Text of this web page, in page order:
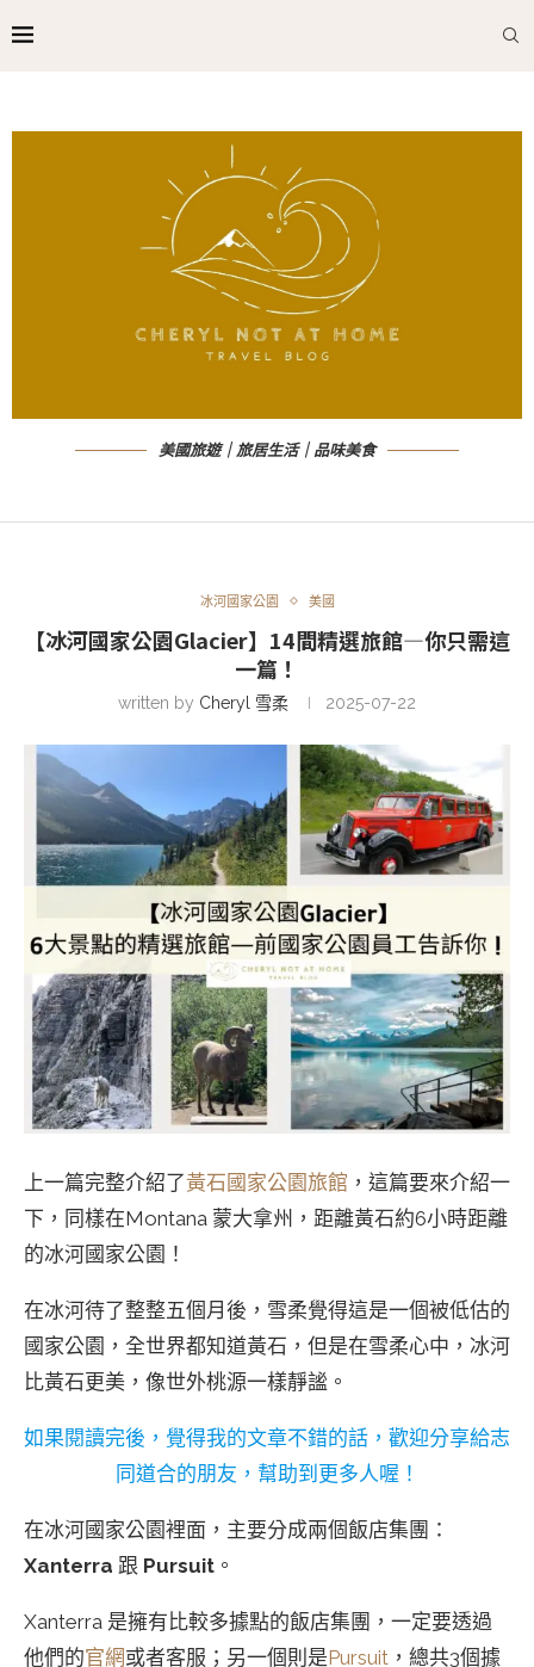
美國旅遊｜旅居生活｜品味美食
冰河國家公園 美國
【冰河國家公園Glacier】14間精選旅館—你只需這
一篇！
written by Cheryl 雪柔 2025-07-22
上一篇完整介紹了黃石國家公園旅館 ，這篇要來介紹一
下，同樣在Montana 蒙大拿州，距離黃石約6小時距離
的冰河國家公園！
在冰河待了整整五個月後，雪柔覺得這是一個被低估的
國家公園，全世界都知道黃石，但是在雪柔心中，冰河
比黃石更美，像世外桃源一樣靜謐。
如果閱讀完後，覺得我的文章不錯的話，歡迎分享給志
同道合的朋友，幫助到更多人喔！
在冰河國家公園裡面，主要分成兩個飯店集團：
Xanterra 跟 Pursuit 。
Xanterra 是擁有比較多據點的飯店集團，一定要透過
他們的官網或者客服；另一個則是Pursuit ，總共3個據